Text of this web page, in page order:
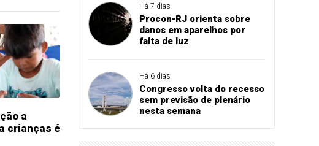
a
crianças é
Há 7 dias
Procon-RJ orienta sobre
danos em aparelhos por
falta de luz
Há 6 dias
Congresso volta do recesso
sem previsão de plenário
nesta semana